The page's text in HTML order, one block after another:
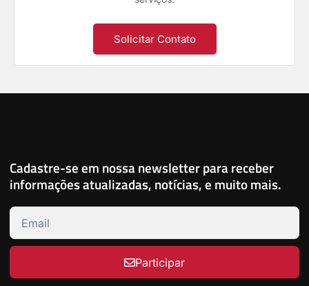
Solicitar Contato
Cadastre-se em nossa newsletter para receber
informações atualizadas, notícias, e muito mais.
Participar